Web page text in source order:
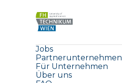
Jobs
Partnerunternehmen
Für Unternehmen
Über uns